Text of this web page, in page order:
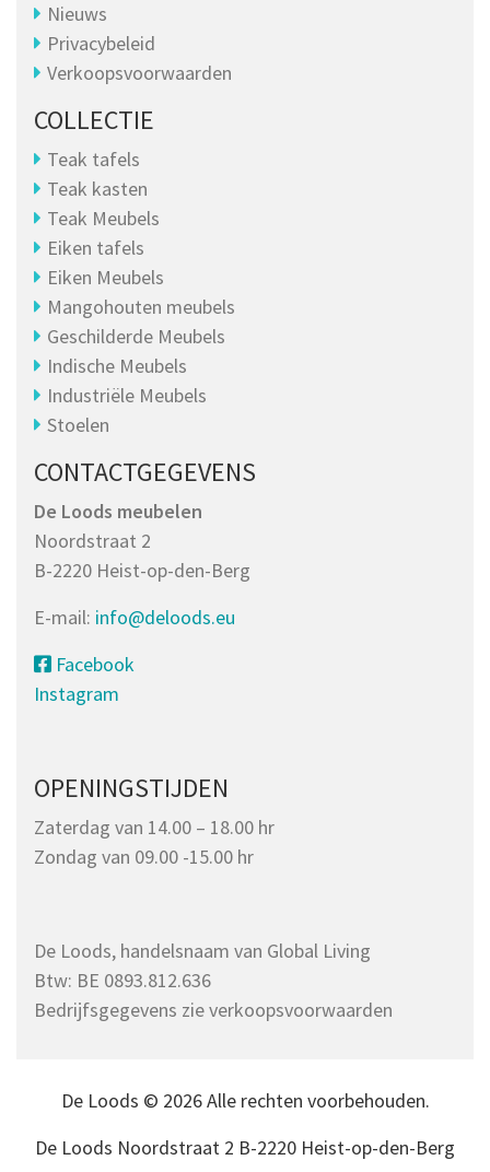
Nieuws
Privacybeleid
Verkoopsvoorwaarden
COLLECTIE
Teak tafels
Teak kasten
Teak Meubels
Eiken tafels
Eiken Meubels
Mangohouten meubels
Geschilderde Meubels
Indische Meubels
Industriële Meubels
Stoelen
CONTACTGEGEVENS
De Loods meubelen
Noordstraat 2
B-2220 Heist-op-den-Berg
E-mail: info@deloods.eu
Facebook
Instagram
OPENINGSTIJDEN
Zaterdag van 14.00 – 18.00 hr
Zondag van 09.00 -15.00 hr
De Loods, handelsnaam van Global Living
Btw: BE 0893.812.636
Bedrijfsgegevens zie verkoopsvoorwaarden
De Loods © 2026 Alle rechten voorbehouden.
De Loods Noordstraat 2 B-2220 Heist-op-den-Berg